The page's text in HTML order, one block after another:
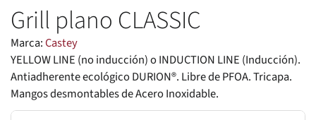
Grill plano CLASSIC
Marca:Castey
YELLOW LINE (no inducción) o INDUCTION LINE (Inducción).
Antiadherente ecológico DURION®. Libre de PFOA. Tricapa.
Mangos desmontables de Acero Inoxidable.